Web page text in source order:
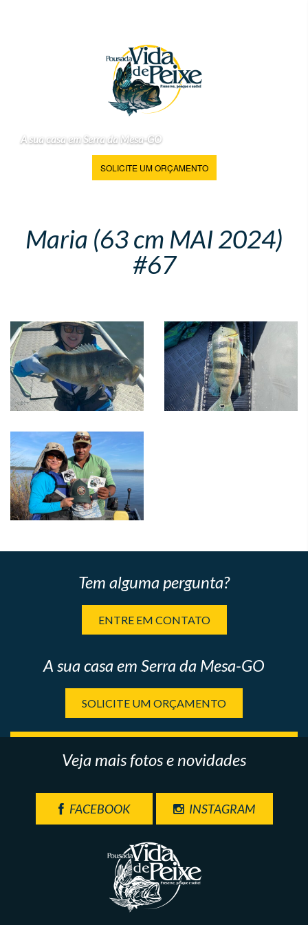
A sua casa em Serra da Mesa-GO
SOLICITE UM ORÇAMENTO
Maria (63 cm MAI 2024)
#67
Tem alguma pergunta?
ENTRE EM CONTATO
A sua casa em Serra da Mesa-GO
SOLICITE UM ORÇAMENTO
Veja mais fotos e novidades
FACEBOOK INSTAGRAM